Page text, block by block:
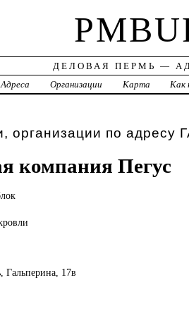
ДЕЛОВАЯ ПЕРМЬ —
Адреса
Организации Карта Как
организации по адресу
компания Пегус
Гальперина, 17в